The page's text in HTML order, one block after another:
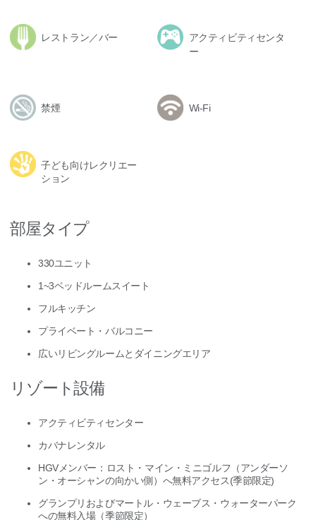
レストラン／バー
アクティビティセンタ
ー
禁煙 Wi-Fi
子ども向けレクリエー
ション
部屋タイプ
330ユニット
1~3ベッドルームスイート
フルキッチン
プライベート・バルコニー
広いリビングルームとダイニングエリア
リゾート設備
アクティビティセンター
カバナレンタル
HGVメンバー：ロスト・マイン・ミニゴルフ（アンダーソ
ン・オーシャンの向かい側）へ無料アクセス(季節限定)
グランプリおよびマートル・ウェーブス・ウォーターパーク
への無料入場（季節限定）